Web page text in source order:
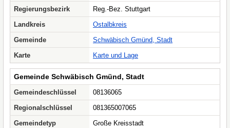
Regierungsbezirk
Reg.-Bez. Stuttgart
Landkreis
Ostalbkreis
Gemeinde
Schwäbisch Gmünd, Stadt
Karte
Karte und Lage
Gemeinde Schwäbisch Gmünd, Stadt
Gemeindeschlüssel
08136065
Regionalschlüssel
081365007065
Gemeindetyp
Große Kreisstadt